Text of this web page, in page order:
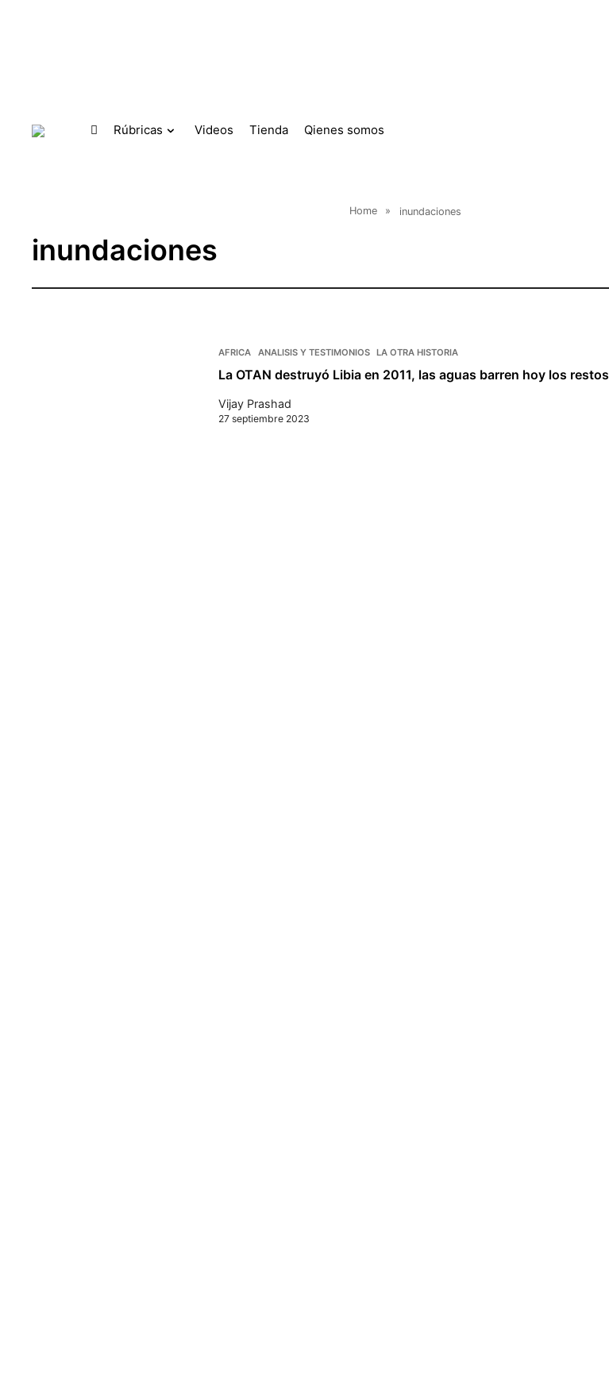
Rúbricas Videos Tienda Qienes somos
Home » inundaciones
inundaciones
AFRICA ANALISIS Y TESTIMONIOS LA OTRA HISTORIA
La OTAN destruyó Libia en 2011, las aguas barren hoy los restos
Vijay Prashad
27 septiembre 2023